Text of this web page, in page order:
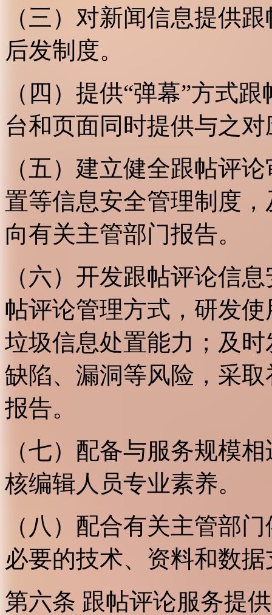
（三）对新闻信息提供
后发制度。
（四）提供“弹幕”方式
台和页面同时提供与之
（五）建立健全跟帖评
置等信息安全管理制度
向有关主管部门报告。
（六）开发跟帖评论信
帖评论管理方式，研发
垃圾信息处置能力；及
缺陷、漏洞等风险，采
报告。
（七）配备与服务规模
核编辑人员专业素养。
（八）配合有关主管部
必要的技术、资料和数
第六条 跟帖评论服务提